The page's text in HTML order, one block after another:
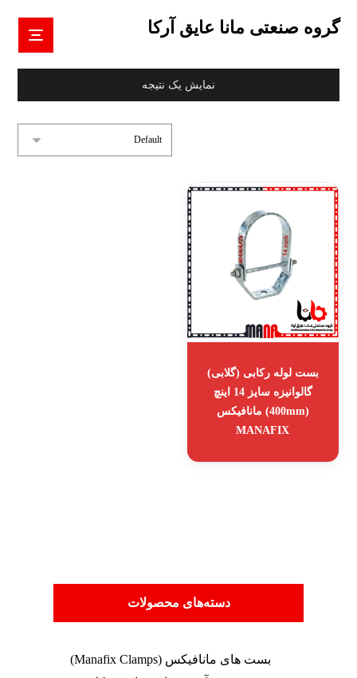
گروه صنعتی مانا عایق آرکا
نمایش یک نتیجه
بست لوله رکابی (گلابی)
گالوانیزه سایز 14 اینچ
(400mm) مانافیکس
MANAFIX
دسته‌های محصولات
بست های مانافیکس (Manafix Clamps)